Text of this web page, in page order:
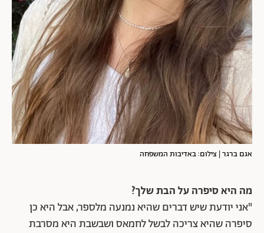
אגם ברגר | צילום: באדיבות המשפחה
מה היא סיפרה על הבת שלך?
"אני יודעת שיש דברים שהיא נמנעה מלספר, אבל היא כן
סיפרה שהיא צריכה לבשל לחמאס ושבשבת היא מסרבת